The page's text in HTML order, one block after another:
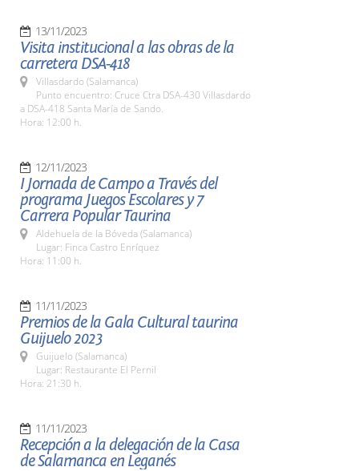
13/11/2023
Visita institucional a las obras de la
carretera DSA-418
Villasdardo (Salamanca)
Punto encuentro: Cruce Ctra DSA-430 Villasdardo
a DSA-418 Santa María de Sando.
Hora: 12:00 h.
12/11/2023
I Jornada de Campo a Través del
programa Juegos Escolares y 7
Carrera Popular Taurina
Aldehuela de la Bóveda (Salamanca)
Lugar: Finca Castro Enríquez
Hora: 11:00 h.
11/11/2023
Premios de la Gala Cultural taurina
Guijuelo 2023
Guijuelo (Salamanca)
Lugar: Restaurante El Pernil
Hora: 21:30 h.
11/11/2023
Recepción a la delegación de la Casa
de Salamanca en Leganés